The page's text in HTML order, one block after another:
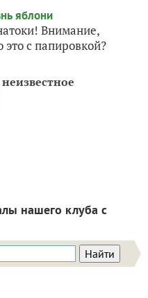
Внимание,
это с папировкой?
нашего клуба с